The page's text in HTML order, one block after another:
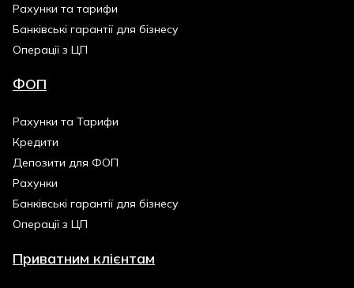
Рахунки та тарифи
Банківські гарантії для бізнесу
Операції з ЦП
ФОП
Рахунки та Тарифи
Кредити
Депозити для ФОП
Рахунки
Банківські гарантії для бізнесу
Операції з ЦП
Приватним клієнтам